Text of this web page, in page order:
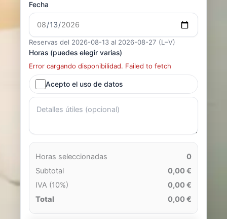
Fecha
Reservas del 2026-08-13 al 2026-08-27 (L–V)
Horas (puedes elegir varias)
Error cargando disponibilidad. Failed to fetch
Acepto el uso de datos
Horas seleccionadas
0
Subtotal
0,00 €
IVA (10%)
0,00 €
Total
0,00 €